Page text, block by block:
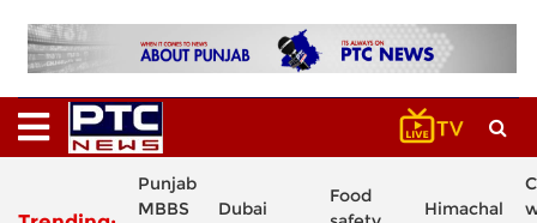
Punjab
MBBS
Dubai
Food
Himachal